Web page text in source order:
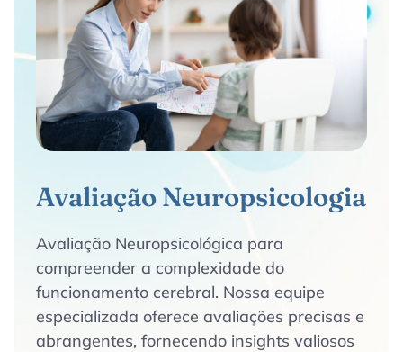
Avaliação Neuropsicologia
Avaliação Neuropsicológica para
compreender a complexidade do
funcionamento cerebral. Nossa equipe
especializada oferece avaliações precisas e
abrangentes, fornecendo insights valiosos